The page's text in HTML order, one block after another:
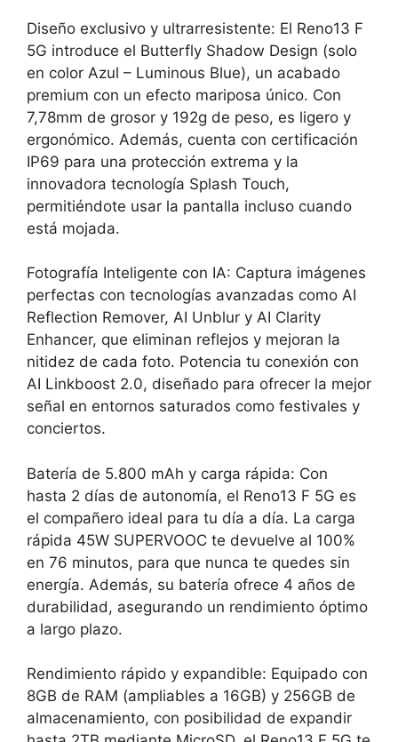
Diseño exclusivo y ultrarresistente: El Reno13 F
5G introduce el Butterfly Shadow Design (solo
en color Azul – Luminous Blue), un acabado
premium con un efecto mariposa único. Con
7,78mm de grosor y 192g de peso, es ligero y
ergonómico. Además, cuenta con certificación
IP69 para una protección extrema y la
innovadora tecnología Splash Touch,
permitiéndote usar la pantalla incluso cuando
está mojada.
Fotografía Inteligente con IA: Captura imágenes
perfectas con tecnologías avanzadas como AI
Reflection Remover, AI Unblur y AI Clarity
Enhancer, que eliminan reflejos y mejoran la
nitidez de cada foto. Potencia tu conexión con
AI Linkboost 2.0, diseñado para ofrecer la mejor
señal en entornos saturados como festivales y
conciertos.
Batería de 5.800 mAh y carga rápida: Con
hasta 2 días de autonomía, el Reno13 F 5G es
el compañero ideal para tu día a día. La carga
rápida 45W SUPERVOOC te devuelve al 100%
en 76 minutos, para que nunca te quedes sin
energía. Además, su batería ofrece 4 años de
durabilidad, asegurando un rendimiento óptimo
a largo plazo.
Rendimiento rápido y expandible: Equipado con
8GB de RAM (ampliables a 16GB) y 256GB de
almacenamiento, con posibilidad de expandir